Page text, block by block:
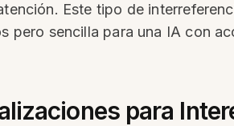
Este tipo de
pero sencilla para una IA con
para